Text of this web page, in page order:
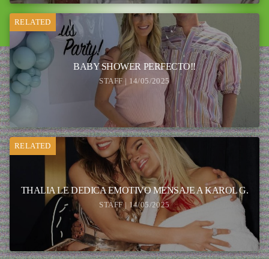
RELATED
BABY SHOWER PERFECTO!!
STAFF | 14/05/2025
RELATED
THALIA LE DEDICA EMOTIVO MENSAJE A KAROL G.
STAFF | 14/05/2025